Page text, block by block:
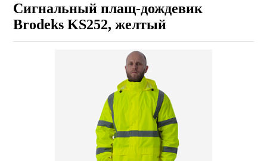
Сигнальный плащ-дождевик
Brodeks KS252, желтый